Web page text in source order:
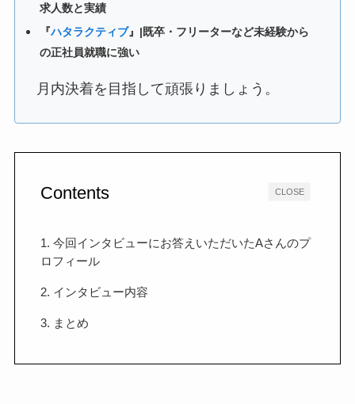
求人数と実績
『ハタラクティブ』|既卒・フリーターなど未経験から
の正社員就職に強い
月内決着を目指して頑張りましょう。
CLOSE
Contents
1. 今回インタビューにお答えいただいたAさんのプ
ロフィール
2. インタビュー内容
3. まとめ